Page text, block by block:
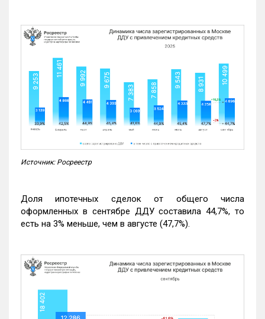
Источник: Росреестр
Доля ипотечных сделок от общего числа
оформленных в сентябре ДДУ составила 44,7%, то
есть на 3% меньше, чем в августе (47,7%).